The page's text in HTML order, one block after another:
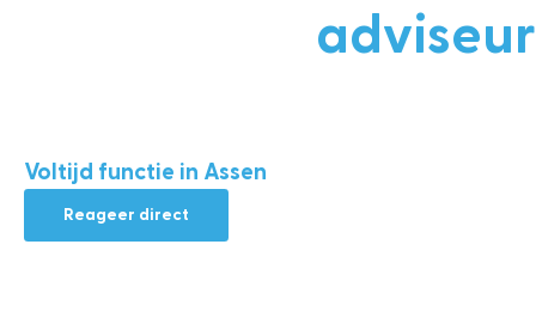
adviseur
Voltijd functie in Assen
Reageer direct